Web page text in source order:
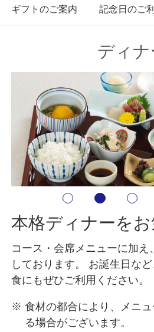
ギフトのご案内 記念日のご
ディナ
本格ディナーをお
コース・会席メニューに加え
しております。
お誕生日な
食にもぜひご利用ください。
※ 食材の都合により、メニ
る場合がございます。
ウエディング
SDGsへの取り組み
パンフレット プ
宿泊約款・利用規則 ご
宴会・催事規約 サ